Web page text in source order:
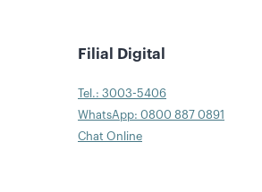
Filial Digital
Tel.: 3003-5406
WhatsApp: 0800 887 0891
Chat Online